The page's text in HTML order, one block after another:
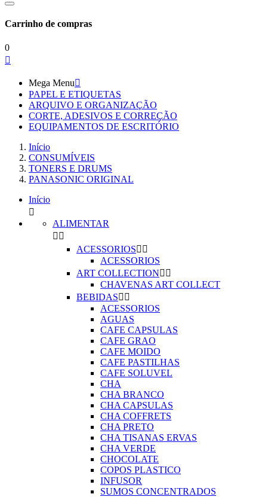
Carrinho de compras
0

Mega Menu
PAPEL E ETIQUETAS
ARQUIVO E ORGANIZAÇÃO
CORTE, ADESIVOS E CORREÇÃO
EQUIPAMENTOS DE ESCRITÓRIO
Início
CONSUMÍVEIS
TONERS E DRUMS
PANASONIC ORIGINAL
Início

ALIMENTAR
 
ACESSORIOS 
ACESSORIOS
ART COLLECTION 
CHAVENAS ART COLLECT
BEBIDAS 
ACESSORIOS
AGUAS
CAFE CAPSULAS
CAFE GRAO
CAFE MOIDO
CAFE PASTILHAS
CAFE SOLUVEL
CHA
CHA BRANCO
CHA CAPSULAS
CHA COFFRETS
CHA PRETO
CHA TISANAS ERVAS
CHA VERDE
CHOCOLATE
COPOS PLASTICO
INFUSOR
SUMOS CONCENTRADOS